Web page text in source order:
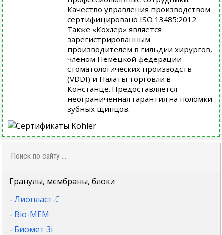
Качество управления производством
сертифицировано ISO 13485:2012.
Также «Кохлер» является
зарегистрированным
производителем в гильдии хирургов,
членом Немецкой федерации
стоматологических производств
(VDDI) и Палаты торговли в
Констанце. Предоставляется
неограниченная гарантия на поломки
зубных щипцов.
Гранулы, мембраны, блоки
-Лиопласт-С
- Bio-MEM
- Биомет 3i